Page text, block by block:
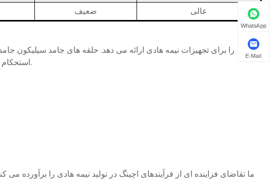
ضعیف عالی
استحکام مکانیکی ، مقاومت شیمیایی ، هدایت حرارتی ، دوام با دمای بالا و مقاومت در برابر یون ، از سیلیکون سنتی بهتر عمل می کند.
WhatsApp
E-Mail